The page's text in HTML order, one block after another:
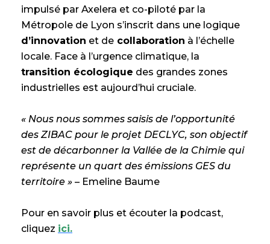
impulsé par Axelera et co-piloté par la
Métropole de Lyon s’inscrit dans une logique
d’innovation et de collaboration à l’échelle
locale. Face à l’urgence climatique, la
transition écologique des grandes zones
industrielles est aujourd’hui cruciale.
« Nous nous sommes saisis de l’opportunité
des ZIBAC pour le projet DECLYC, son objectif
est de décarbonner la Vallée de la Chimie qui
représente un quart des émissions GES du
territoire » – Emeline Baume
Pour en savoir plus et écouter la podcast,
cliquez ici.